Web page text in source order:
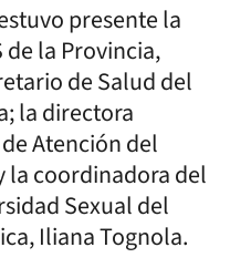
presente la
de la Provincia,
de Salud del
la directora
Atención del
la coordinadora del
Sexual del
Iliana Tognola.